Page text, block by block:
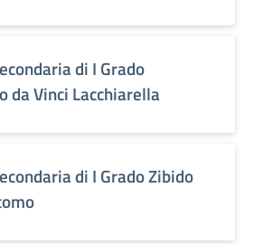
di I Grado
da Vinci Lacchiarella
di I Grado Zibido